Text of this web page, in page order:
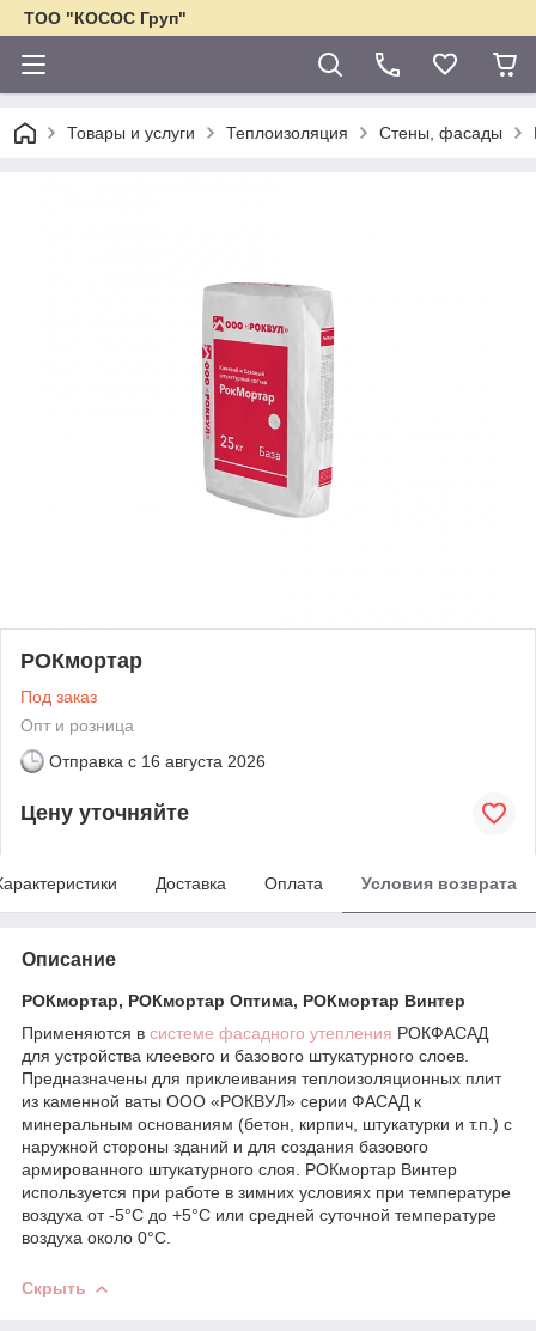
ТОО "КОСОС Груп"
Товары и услуги Теплоизоляция Стены, фасады
РОКмортар
Под заказ
Опт и розница
Отправка с 16 августа 2026
Цену уточняйте
Доставка Оплата Условия возврата
Описание
РОКмортар, РОКмортар Оптима, РОКмортар Винтер
Применяются в системе фасадного утепления РОКФАСАД
для устройства клеевого и базового штукатурного слоев.
Предназначены для приклеивания теплоизоляционных плит
из каменной ваты ООО «РОКВУЛ» серии ФАСАД к
минеральным основаниям (бетон, кирпич, штукатурки и т.п.) с
наружной стороны зданий и для создания базового
армированного штукатурного слоя. РОКмортар Винтер
используется при работе в зимних условиях при температуре
воздуха от -5°С до +5°C или средней суточной температуре
воздуха около 0°С.
Скрыть